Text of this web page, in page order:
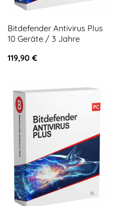
Bitdefender Antivirus Plus
10 Geräte / 3 Jahre
119,90 €